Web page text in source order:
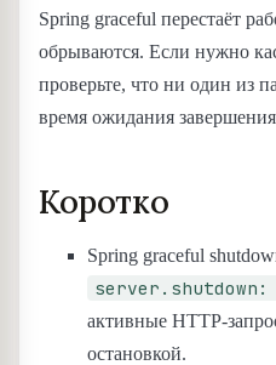
Spring graceful перестаёт
обрываются. Если нужно
проверьте, что ни один из
время ожидания
Коротко
Spring graceful
активные HTTP-
остановкой.